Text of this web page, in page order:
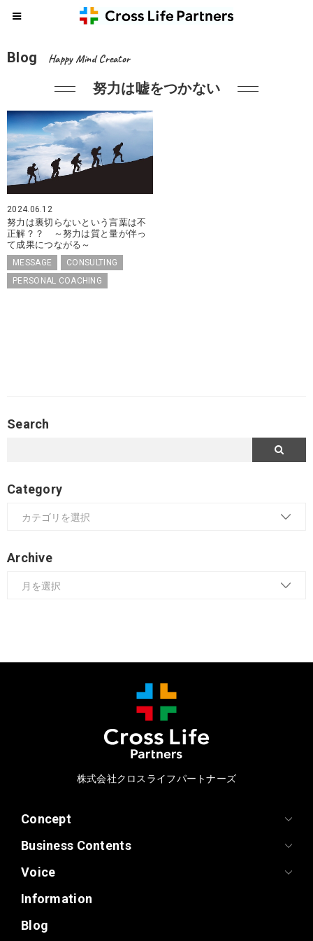
Blog Happy Mind Creator
努力は嘘をつかない
2024.06.12
努力は裏切らないという言葉は不
正解？？ ～努力は質と量が伴っ
て成果につながる～
MESSAGE
CONSULTING
PERSONAL COACHING
Search
Category
Archive
株式会社クロスライフパートナーズ
Concept
Business Contents
Voice
Information
Blog